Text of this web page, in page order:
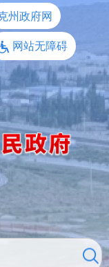
州政府网
网站无障碍